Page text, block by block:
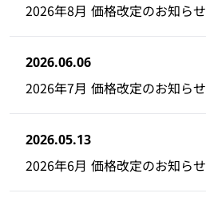
2026年8月 価格改定のお知らせ
2026.06.06
2026年7月 価格改定のお知らせ
2026.05.13
2026年6月 価格改定のお知らせ